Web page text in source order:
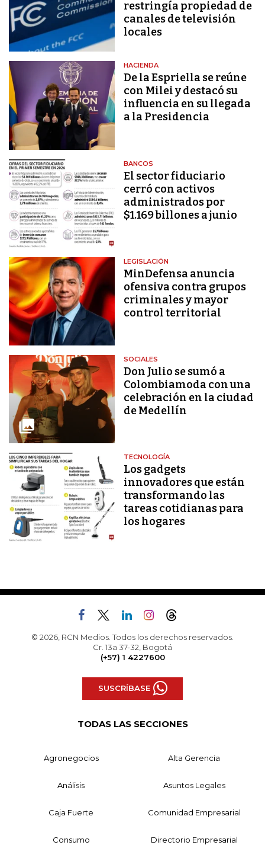
restringía propiedad de
canales de televisión
locales
HACIENDA
De la Espriella se reúne
con Milei y destacó su
influencia en su llegada
a la Presidencia
BANCOS
El sector fiduciario
cerró con activos
administrados por
$1.169 billones a junio
LEGISLACIÓN
MinDefensa anuncia
ofensiva contra grupos
criminales y mayor
control territorial
SOCIALES
Don Julio se sumó a
Colombiamoda con una
celebración en la ciudad
de Medellín
TECNOLOGÍA
Los gadgets
innovadores que están
transformando las
tareas cotidianas para
los hogares
© 2026, RCN Medios. Todos los derechos reservados.
Cr. 13a 37-32, Bogotá
(+57) 1 4227600
SUSCRÍBASE
TODAS LAS SECCIONES
Agronegocios Alta Gerencia
Análisis Asuntos Legales
Caja Fuerte Comunidad Empresarial
Consumo Directorio Empresarial